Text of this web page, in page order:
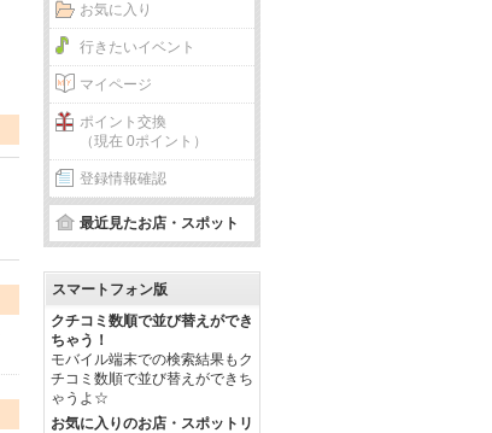
お気に入り
行きたいイベント
マイページ
ポイント交換
（現在 0ポイント）
登録情報確認
最近見たお店・スポット
スマートフォン版
クチコミ数順で並び替えができ
ちゃう！
モバイル端末での検索結果もク
チコミ数順で並び替えができち
ゃうよ☆
お気に入りのお店・スポットリ